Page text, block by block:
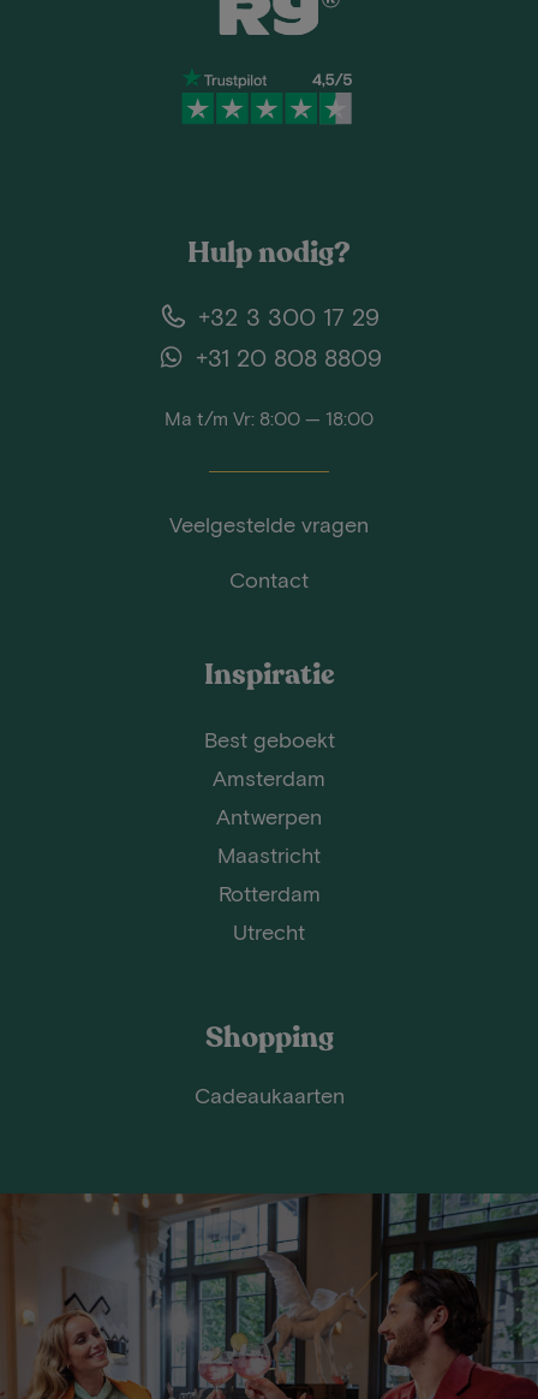
Hulp nodig?
+32 3 300 17 29
+31 20 808 8809
Ma t/m Vr: 8:00 — 18:00
Veelgestelde vragen
Contact
Inspiratie
Best geboekt
Amsterdam
Antwerpen
Maastricht
Rotterdam
Utrecht
Shopping
Cadeaukaarten